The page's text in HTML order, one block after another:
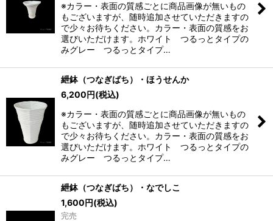
※カラー・表面の質感ごとに商品画像が無いもの
もございますが、随時追加させていただきますの
で少々お待ちください。カラー・表面の質感をお
選びいただけます。ホワイト つるっとタイプの
みグレー つるっとタイプ…
紲鉢（つなぎばち）・ほうせんか
6,200円(税込)
※カラー・表面の質感ごとに商品画像が無いもの
もございますが、随時追加させていただきますの
で少々お待ちください。カラー・表面の質感をお
選びいただけます。ホワイト つるっとタイプの
みグレー つるっとタイプ…
紲鉢（つなぎばち）・なでしこ
1,600円(税込)
完売